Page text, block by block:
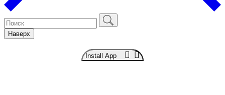
Наверх
Install App